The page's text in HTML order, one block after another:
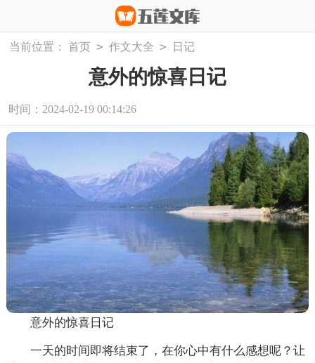
当前位置： 首页 > 作文大全 > 日记
意外的惊喜日记
时间：2024-02-19 00:14:26
意外的惊喜日记
一天的时间即将结束了，在你心中有什么感想呢？让